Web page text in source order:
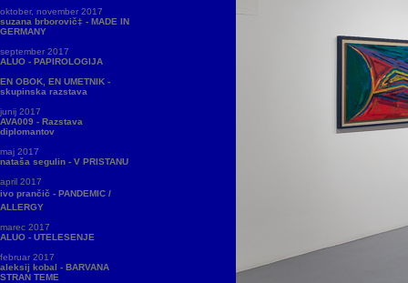
oktober, november 2017
suzana brborovič‡ - MADE IN
GERMANY
september 2017
ALUO - PAPIROLOGIJA
EN OBOK, EN UMETNIK -
skupinska razstava
junij 2017
AVA009 - Razstava
diplomantov
maj 2017
nataša segulin - V PRISTANU
april 2017
ivo prančič - PANDEMIC /
ALLERGY
marec 2017
ALUO - UTELESENJE
februar 2017
aleksij kobal - BARVANA
STRAN TEME